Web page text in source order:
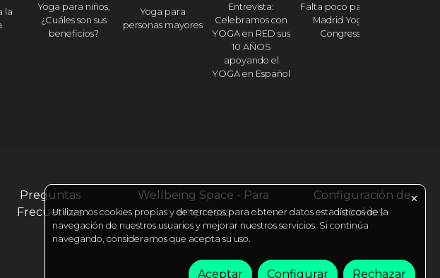
la
Yoga para niños,
¿Cuáles son sus
beneficios?
Yoga para
personas mayores
Entrevista:
Celebramos con
YOGA en RED sus
10 AÑOS
apoyando el
YOGA en Español
Falta poco para el
Madrid Yoga
Congress
Preguntas
Frecuentes
Wellbeing Space - Para
empresas
Configuración de
cookies
✕
Utilizamos cookies propias y de terceros para obtener datos estadísticos de la
navegación de nuestros usuarios y mejorar nuestros servicios. Si continúa
navegando, consideramos que acepta su uso.
Aceptar Configurar Rechazar